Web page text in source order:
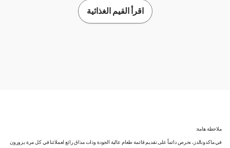
اقرأ القيم الغذائية
ملاحظة هامة:
في ماكدونالدز، نحرص دائماً على تقديم قائمة طعام عالية الجودة وذات مذاق رائع لعملائنا في كل مرة يزورون